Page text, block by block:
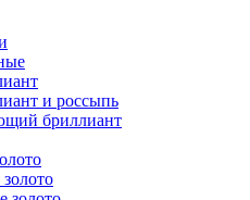
и россыпь
бриллиант